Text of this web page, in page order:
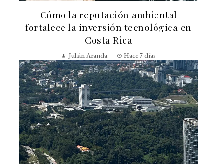
Cómo la reputación ambiental
fortalece la inversión tecnológica en
Costa Rica
Julián Aranda Hace 7 días